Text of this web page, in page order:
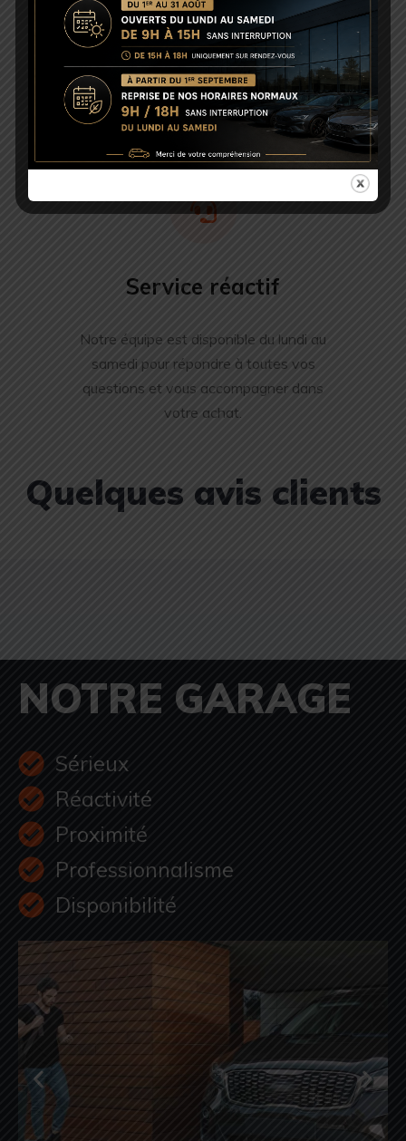
Accompagnement personnalisé
Nous trouvons le véhicule qu’il vous faut, quelle que
soit la marque, sous 48h. Votre satisfaction est notre
priorité.
Service réactif
Notre équipe est disponible du lundi au
samedi pour répondre à toutes vos
questions et vous accompagner dans
votre achat.
Quelques avis clients
NOTRE GARAGE
Sérieux
Réactivité
Proximité
Professionnalisme
Disponibilité